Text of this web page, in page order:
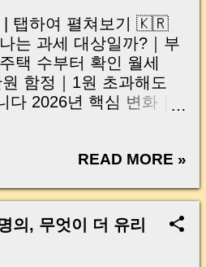
. 이번 글에서는 복잡한
는 줄이고, 집을 사거나
있는 분들이 꼭 알아야
화와 실무상 주의사항
중심으로 쉽게 정리해보
only one home, your tax
?" , "세금이 달라지면
사거나 팔아야 하나?"
증이 커지고 있습니다.
토론회에서는 주택담
제, 부동산 세금, 실수요
주택 공급 확대 등 시장
습니다. 다만 많은 분들
는 것처럼 토론회에서
이 곧바로 시행되는 것
의견을 수렴하는 단계
| 탭하여 펼쳐보기 🇰🇷
는 과세 대상일까?｜부
택 수부터 확인 월세
함정｜1원 초과해도
다 2026년 핵심 변화｜
보는 체크리스트｜지
| Check
Property Count First
Million Trap | Even ₩1
READ MORE »
의, 무엇이 더 유리